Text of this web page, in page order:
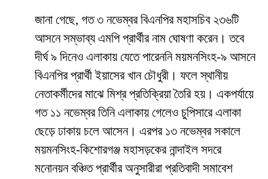
জানা গেছে, গত ৩ নভেম্বর বিএনপির মহাসচিব ২৩৬টি
আসনে সম্ভাব্য এমপি প্রার্থীর নাম ঘোষণা করেন। তবে
দীর্ঘ ৯ দিনেও এলাকায় যেতে পারেননি ময়মনসিংহ-৯ আসনে
বিএনপির প্রার্থী ইয়াসের খান চৌধুরী। ফলে স্থানীয়
নেতাকর্মীদের মাঝে মিশ্র প্রতিক্রিয়া তৈরি হয়। একপর্যায়ে
গত ১১ নভেম্বর তিনি এলাকায় গেলেও চুপিসারে এলাকা
ছেড়ে ঢাকায় চলে আসেন। এরপর ১৩ নভেম্বর সকালে
ময়মনসিংহ-কিশোরগঞ্জ মহাসড়কের নান্দাইল সদরে
মনোনয়ন বঞ্চিত প্রার্থীর অনুসারীরা প্রতিবাদী সমাবেশ